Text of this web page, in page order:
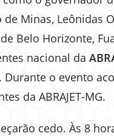
Minas, Leônidas
Belo Horizonte,
nacional da
Durante o evento
da ABRAJET-MG.
cedo. Às 8